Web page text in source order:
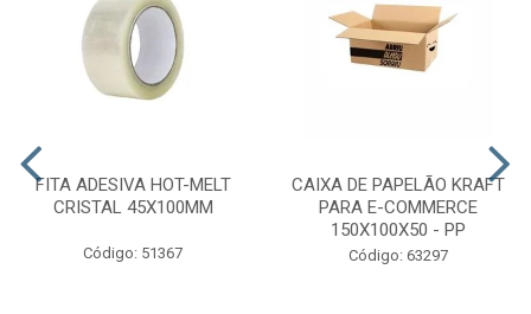
FITA ADESIVA HOT-MELT
CRISTAL 45X100MM
Código: 51367
CAIXA DE PAPELÃO KRAFT
PARA E-COMMERCE
150X100X50 - PP
Código: 63297